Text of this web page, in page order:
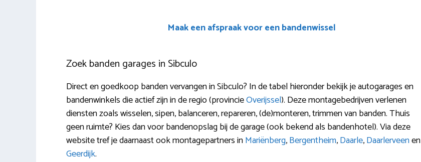
Maak een afspraak voor een bandenwissel
Zoek banden garages in Sibculo
Direct en goedkoop banden vervangen in Sibculo? In de tabel hieronder bekijk je autogarages en
bandenwinkels die actief zijn in de regio (provincieOverijssel). Deze montagebedrijven verlenen
diensten zoals wisselen, sipen, balanceren, repareren, (de)monteren, trimmen van banden. Thuis
geen ruimte? Kies dan voor bandenopslag bij de garage (ook bekend als bandenhotel). Via deze
website tref je daarnaast ook montagepartners inMariënberg,Bergentheim,Daarle,Daarlerveenen
Geerdijk.